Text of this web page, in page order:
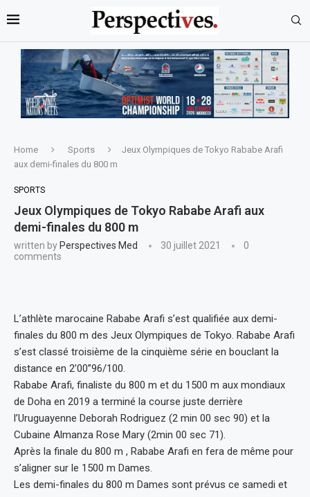
Home Sports
Jeux Olympiques de Tokyo Rababe Arafi
aux demi-finales du 800 m
SPORTS
Jeux Olympiques de Tokyo Rababe Arafi aux
demi-finales du 800 m
written by Perspectives Med 30 juillet 2021
0
comments
L’athlète marocaine Rababe Arafi s’est qualifiée aux demi-
finales du 800 m des Jeux Olympiques de Tokyo. Rababe Arafi
s’est classé troisième de la cinquième série en bouclant la
distance en 2’00’’96/100.
Rababe Arafi, finaliste du 800 m et du 1500 m aux mondiaux
de Doha en 2019 a terminé la course juste derrière
l’Uruguayenne Deborah Rodriguez (2 min 00 sec 90) et la
Cubaine Almanza Rose Mary (2min 00 sec 71).
Après la finale du 800 m , Rababe Arafi en fera de même pour
s’aligner sur le 1500 m Dames.
Les demi-finales du 800 m Dames sont prévus ce samedi et